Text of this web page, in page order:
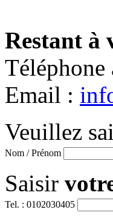
Restant à
Email :
Veuillez
Nom / Prénom
Saisir
Tel. : 0102030405